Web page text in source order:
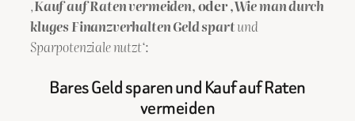
‚Kauf auf Raten vermeiden‚ oder ‚Wie man durch
kluges Finanzverhalten Geld spartund
Sparpotenziale nutzt‘:
Bares Geld sparen und Kauf auf Raten
vermeiden